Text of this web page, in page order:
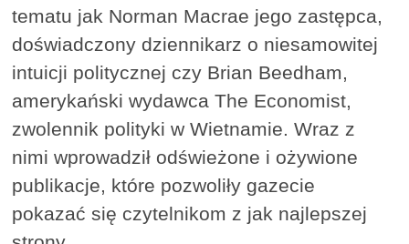
tematu jak Norman Macrae jego zastępca,
doświadczony dziennikarz o niesamowitej
intuicji politycznej czy Brian Beedham,
amerykański wydawca The Economist,
zwolennik polityki w Wietnamie. Wraz z
nimi wprowadził odświeżone i ożywione
publikacje, które pozwoliły gazecie
pokazać się czytelnikom z jak najlepszej